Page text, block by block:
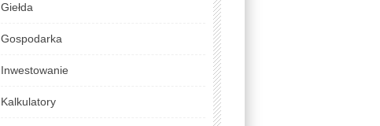
Giełda
Gospodarka
Inwestowanie
Kalkulatory